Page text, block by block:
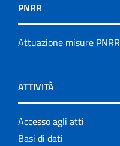
PNRR
Attuazione misure PNRR
ATTIVITÀ
Accesso agli atti
Basi di dati